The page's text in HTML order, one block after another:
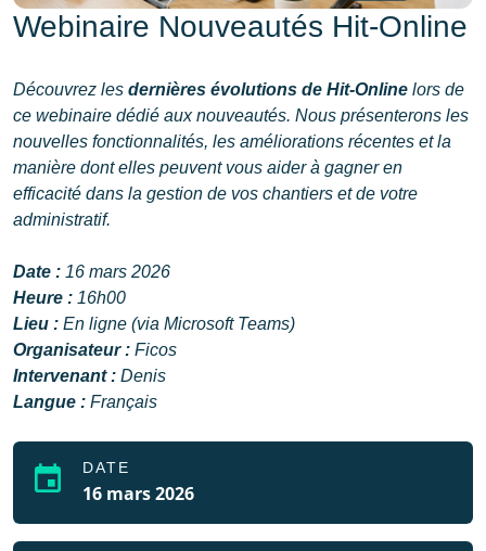
Webinaire Nouveautés Hit-Online
Découvrez les dernières évolutions de Hit-Online lors de
ce webinaire dédié aux nouveautés. Nous présenterons les
nouvelles fonctionnalités, les améliorations récentes et la
manière dont elles peuvent vous aider à gagner en
efficacité dans la gestion de vos chantiers et de votre
administratif.
Date : 16 mars 2026
Heure : 16h00
Lieu : En ligne (via Microsoft Teams)
Organisateur : Ficos
Intervenant : Denis
Langue : Français
event DATE
16 mars 2026